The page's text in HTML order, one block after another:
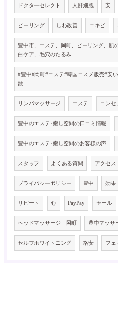
ドクターセレクト 人肝細胞 安
ピーリング しわ改善 ニキビ
豊中市、エステ、岡町、ピーリング、肌
白ケア、毛穴のたるみ
#豊中#岡町#エステ#韓国コスメ販売#安
散
リンパマッサージ エステ コンセ
豊中のエステ･癒し空間の口コミ情報
豊中のエステ･癒し空間のお客様の声
スタッフ よくある質問 アクセス
プライバシーポリシー 豊中 効果
リピート 心 PayPay セール
ヘッドマッサージ 岡町 豊中マッサ
セルフホワイトニング 格安 フェ